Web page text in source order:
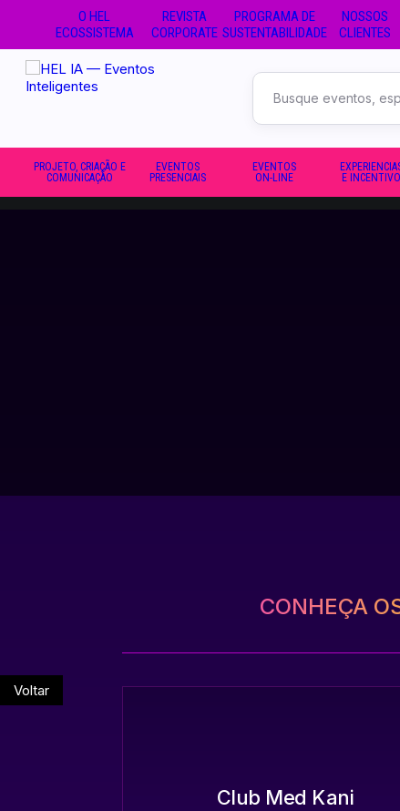
O HEL
ECOSSISTEMA
REVISTA
CORPORATE
PROGRAMA DE
SUSTENTABILIDADE
NOSSOS
CLIENTES
PROJETO, CRIAÇÃO E
COMUNICAÇÃO
EVENTOS
PRESENCIAIS
EVENTOS
ON-LINE
E INCENTIVO
CONHEÇA
Club Med Kani
Voltar